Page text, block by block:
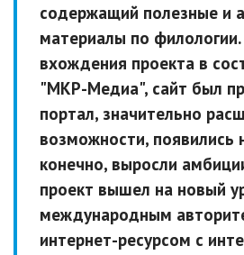
содержащий полезные и
материалы по
вхождения проекта в
"МКР-Медиа", сайт был
портал, значительно
возможности, появились
конечно, выросли
проект вышел на новый
международным
интернет-ресурсом с